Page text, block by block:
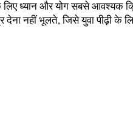
ध्यान और योग सबसे आवश्यक
नहीं भूलते, जिसे युवा पीढ़ी के